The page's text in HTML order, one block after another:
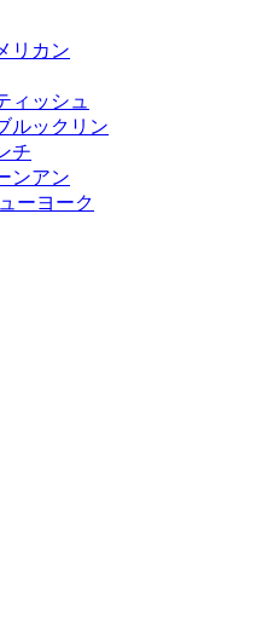
リカン
ィッシュ
ルックリン
チ
ンアン
ーヨーク